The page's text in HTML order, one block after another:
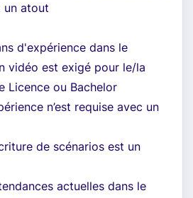
un atout
d'expérience dans le
vidéo est exigé pour le/la
Licence ou Bachelor
n’est requise avec un
de scénarios est un
actuelles dans le